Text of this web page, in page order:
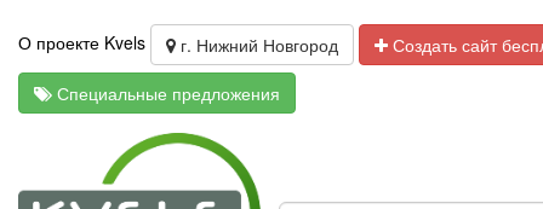
О проекте Kvels г. Нижний Новгород
Создать сайт
Специальные предложения